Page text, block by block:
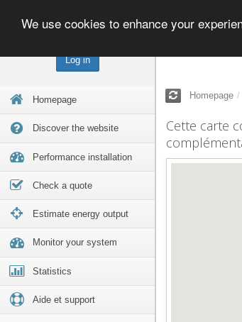
Log in
Homepage
Discover the website
Performance installation
Check a quote
Estimate energy output
Monitor your system
Statistics
Aide et support
We use cookies to enhance your
Homepage
Cette carte